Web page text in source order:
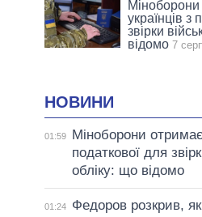
Міноборони
українців з
звірки
відомо 7
НОВИНИ
01:59
Міноборони отримає
податкової для
обліку: що відомо
01:24
Федоров розкрив,